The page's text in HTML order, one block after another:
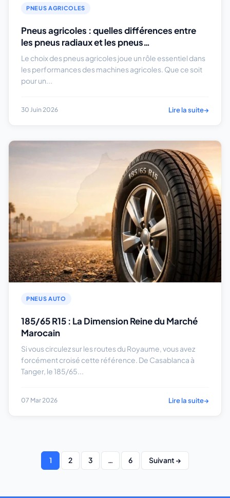
PNEUS AGRICOLES
Pneus agricoles : quelles différences entre
les pneus radiaux et les pneus
conventionnels ?
Le choix des pneus agricoles joue un rôle essentiel dans
les performances des machines agricoles. Que ce soit
pour un...
30 Juin 2026 Lire la suite→
PNEUS AUTO
185/65 R15 : La Dimension Reine du Marché
Marocain
Si vous circulez sur les routes du Royaume, vous avez
forcément croisé cette référence. De Casablanca à
Tanger, le 185/65...
07 Mar 2026 Lire la suite→
1 2 3 … 6 Suivant →